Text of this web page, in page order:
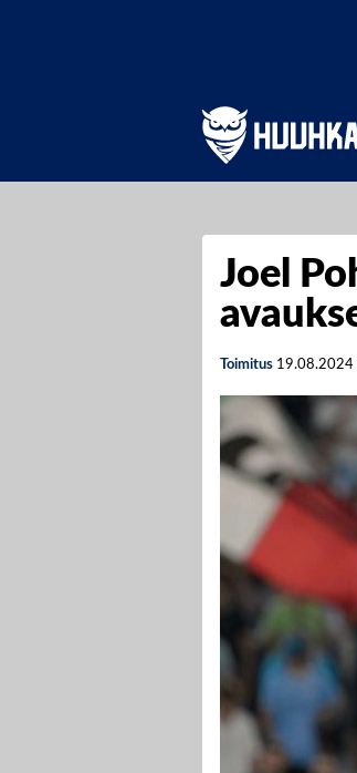
Joel
Toimitus 19.08.2024